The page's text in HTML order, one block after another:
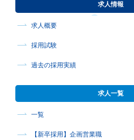
求人情報
求人概要
採用試験
過去の採用実績
求人一覧
一覧
【新卒採用】企画営業職